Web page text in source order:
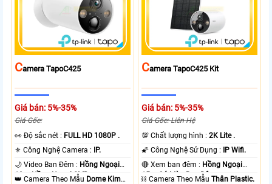
CAmera TapoC425
Giá bán: 5%-35%
Giá Gốc:
️👀 Độ sắc nét : FULL HD 1080P .
⚜️ Công Nghệ Camera : IP.
🌙 Video Ban Đêm : Hồng Ngoại
10m Hồng Ngoại SMD.
👑 Camera Theo Mẫu Dome Kim
CAmera TapoC425 Kit
Giá bán: 5%-35%
Giá Gốc: Liên Hệ
💯 Chất lượng hình :2K Lite .
🌠 Công Nghệ Sử Dụng : IP Wifi.
🔴 Xem ban đêm : Hồng Ngoại
15m Có Màu Ban Ðêm.
⛓ Camera Theo MẫuThân Plastic.